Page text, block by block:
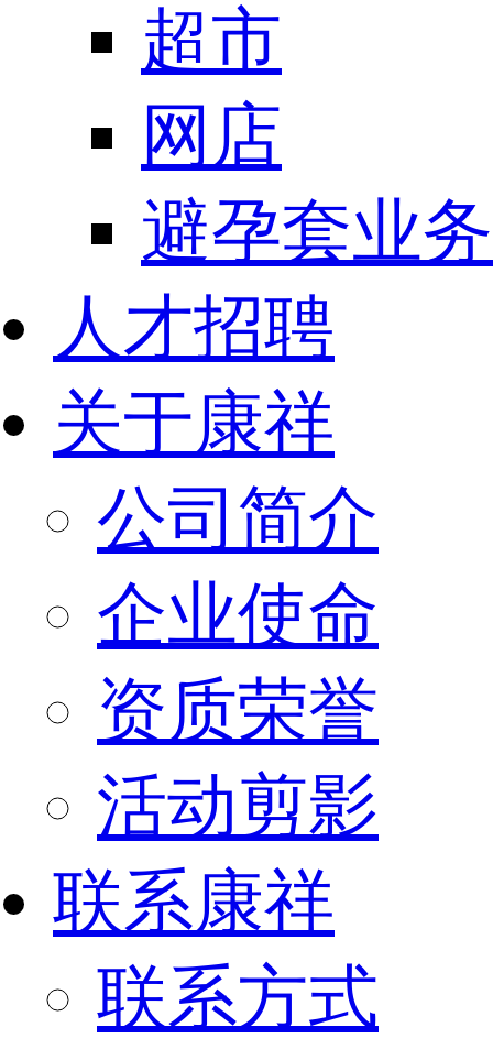
超市
网店
避孕套业务
人才招聘
关于康祥
公司简介
企业使命
资质荣誉
活动剪影
联系康祥
联系方式